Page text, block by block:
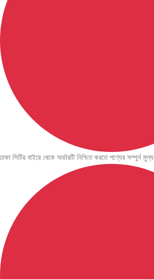
ঢাকা সিটির বাইরে থেকে অর্ডারটি নিশ্চিত করতে পণ্যের সম্পুর্ন মুল্য